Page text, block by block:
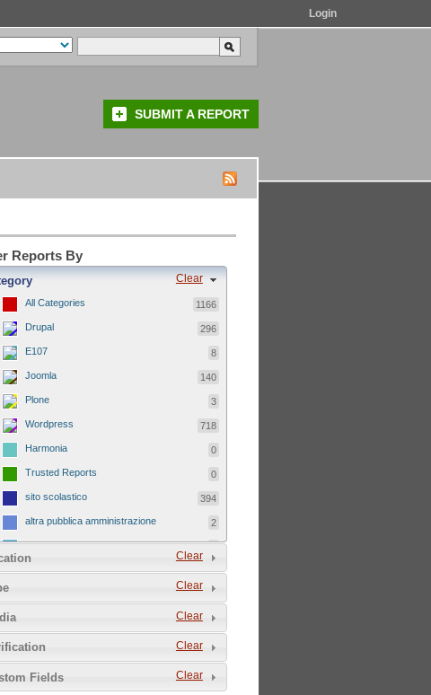
Login
SUBMIT A REPORT
Reports By
Clear
All Categories 1166
Drupal 296
E107 8
Joomla 140
Plone 3
Wordpress 718
Harmonia 0
Trusted Reports 0
sito scolastico 394
altra pubblica amministrazione 2
sito tematico 8
Clear
Clear
Clear
Clear
Clear
Fields